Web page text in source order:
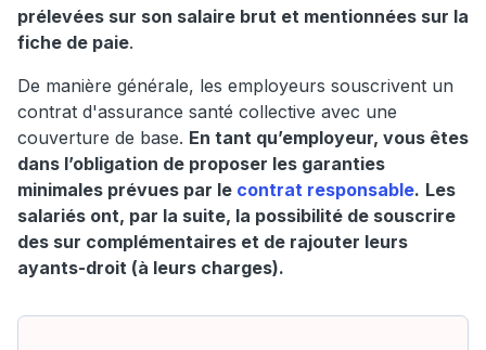
prélevées sur son salaire brut et mentionnées sur la
fiche de paie.
De manière générale, les employeurs souscrivent un
contrat d'assurance santé collective avec une
couverture de base. En tant qu’employeur, vous êtes
dans l’obligation de proposer les garanties
minimales prévues par le contrat responsable. Les
salariés ont, par la suite, la possibilité de souscrire
des sur complémentaires et de rajouter leurs
ayants-droit (à leurs charges).